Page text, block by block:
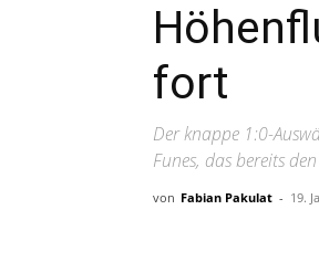
fort
Der knappe 1:0-
Funes, das bereits
von Fabian Pakulat - 19.